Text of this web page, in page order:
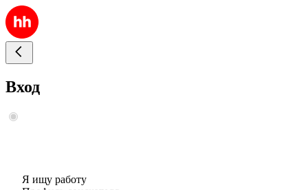
Вход
Я ищу работу